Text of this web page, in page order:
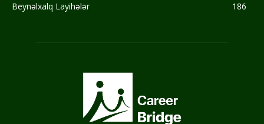
Beynəlxalq Layihələr
186